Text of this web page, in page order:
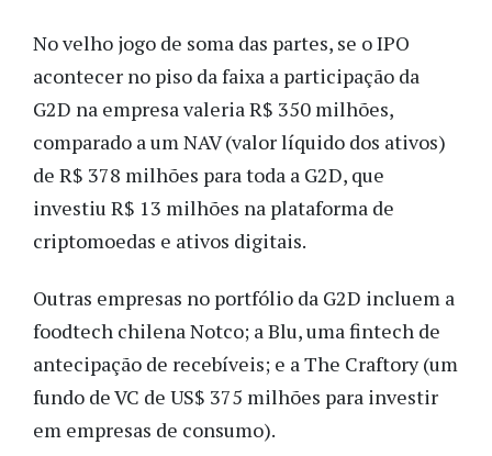
No velho jogo de soma das partes, se o IPO
acontecer no piso da faixa a participação da
G2D na empresa valeria R$ 350 milhões,
comparado a um NAV (valor líquido dos ativos)
de R$ 378 milhões para toda a G2D, que
investiu R$ 13 milhões na plataforma de
criptomoedas e ativos digitais.
Outras empresas no portfólio da G2D incluem a
foodtech chilena Notco; a Blu, uma fintech de
antecipação de recebíveis; e a The Craftory (um
fundo de VC de US$ 375 milhões para investir
em empresas de consumo).